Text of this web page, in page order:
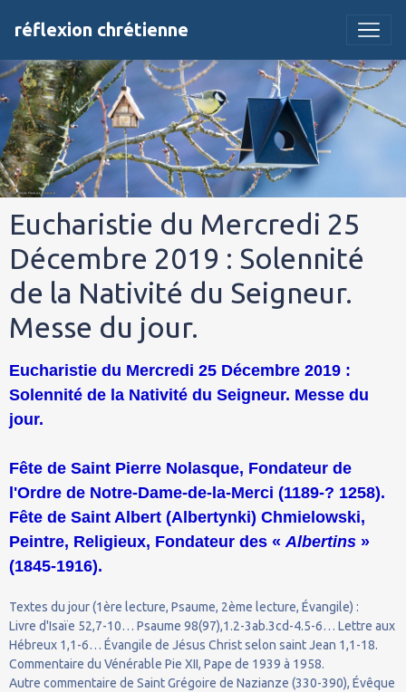
réflexion chrétienne
Eucharistie du Mercredi 25
Décembre 2019 : Solennité
de la Nativité du Seigneur.
Messe du jour.
Eucharistie du Mercredi 25 Décembre 2019 :
Solennité de la Nativité du Seigneur. Messe du
jour.
Fête de Saint Pierre Nolasque, Fondateur de
l'Ordre de Notre-Dame-de-la-Merci (1189-? 1258).
Fête de Saint Albert (Albertynki) Chmielowski,
Peintre, Religieux, Fondateur des « Albertins »
(1845-1916).
Textes du jour (1ère lecture, Psaume, 2ème lecture, Évangile) :
Livre d'Isaïe 52,7-10… Psaume 98(97),1.2-3ab.3cd-4.5-6… Lettre aux
Hébreux 1,1-6… Évangile de Jésus Christ selon saint Jean 1,1-18.
Commentaire du Vénérable Pie XII, Pape de 1939 à 1958.
Autre commentaire de Saint Grégoire de Nazianze (330-390), Évêque